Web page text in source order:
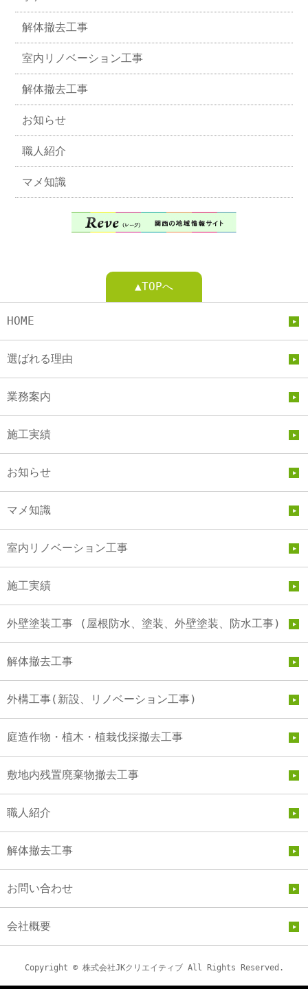
解体撤去工事
室内リノベーション工事
解体撤去工事
お知らせ
職人紹介
マメ知識
▲TOPへ
HOME
選ばれる理由
業務案内
施工実績
お知らせ
マメ知識
室内リノベーション工事
施工実績
外壁塗装工事 (屋根防水、塗装、外壁塗装、防水工事)
解体撤去工事
外構工事(新設、リノベーション工事)
庭造作物・植木・植栽伐採撤去工事
敷地内残置廃棄物撤去工事
職人紹介
解体撤去工事
お問い合わせ
会社概要
Copyright © 株式会社JKクリエイティブ All Rights Reserved.